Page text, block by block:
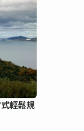
輕鬆規